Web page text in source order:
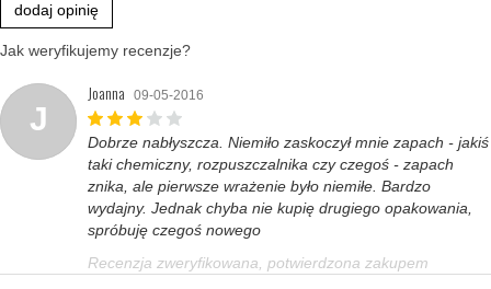
dodaj opinię
Jak weryfikujemy recenzje?
J
Joanna 09-05-2016
Dobrze nabłyszcza. Niemiło zaskoczył mnie zapach - jakiś
taki chemiczny, rozpuszczalnika czy czegoś - zapach
znika, ale pierwsze wrażenie było niemiłe. Bardzo
wydajny. Jednak chyba nie kupię drugiego opakowania,
spróbuję czegoś nowego
Recenzja zweryfikowana, potwierdzona zakupem